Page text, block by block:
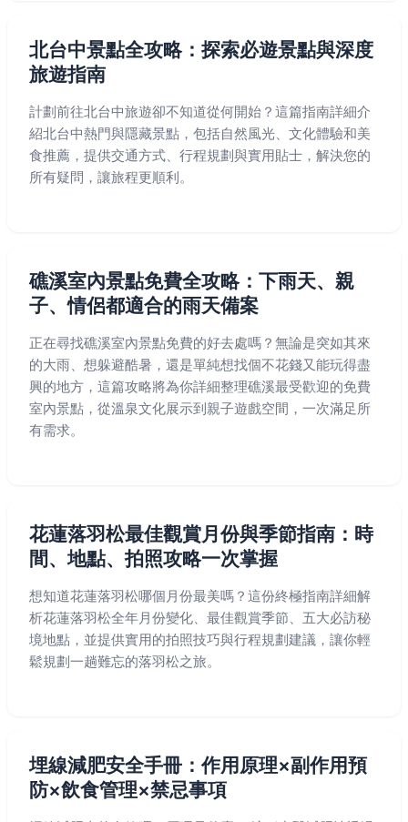
北台中景點全攻略：探索必遊景點與深度
旅遊指南
計劃前往北台中旅遊卻不知道從何開始？這篇指南詳細介
紹北台中熱門與隱藏景點，包括自然風光、文化體驗和美
食推薦，提供交通方式、行程規劃與實用貼士，解決您的
所有疑問，讓旅程更順利。
礁溪室內景點免費全攻略：下雨天、親
子、情侶都適合的雨天備案
正在尋找礁溪室內景點免費的好去處嗎？無論是突如其來
的大雨、想躲避酷暑，還是單純想找個不花錢又能玩得盡
興的地方，這篇攻略將為你詳細整理礁溪最受歡迎的免費
室內景點，從溫泉文化展示到親子遊戲空間，一次滿足所
有需求。
花蓮落羽松最佳觀賞月份與季節指南：時
間、地點、拍照攻略一次掌握
想知道花蓮落羽松哪個月份最美嗎？這份終極指南詳細解
析花蓮落羽松全年月份變化、最佳觀賞季節、五大必訪秘
境地點，並提供實用的拍照技巧與行程規劃建議，讓你輕
鬆規劃一趟難忘的落羽松之旅。
埋線減肥安全手冊：作用原理×副作用預
防×飲食管理×禁忌事項